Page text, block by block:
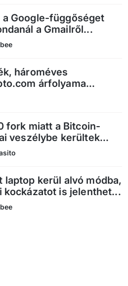
Google-függőséget
a Gmailről...
hároméves
árfolyama...
fork miatt a Bitcoin-
veszélybe kerültek...
laptop kerül alvó módba,
kockázatot is jelenthet...